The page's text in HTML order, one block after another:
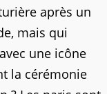
après un
mais qui
une icône
la cérémonie